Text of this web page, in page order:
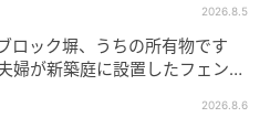
2026.8.5
ロック塀、うちの所有物です
婦が新築庭に設置したフェン
2026.8.6